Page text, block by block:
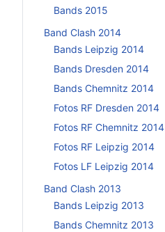
Bands 2015
Band Clash 2014
Bands Leipzig 2014
Bands Dresden 2014
Bands Chemnitz 2014
Fotos RF Dresden 2014
Fotos RF Chemnitz 2014
Fotos RF Leipzig 2014
Fotos LF Leipzig 2014
Band Clash 2013
Bands Leipzig 2013
Bands Chemnitz 2013